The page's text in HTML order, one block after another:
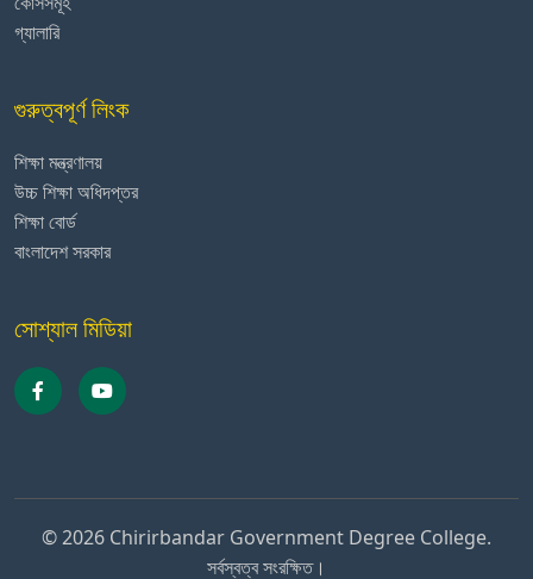
গ্যালারি
গুরুত্বপূর্ণ লিংক
শিক্ষা মন্ত্রণালয়
উচ্চ শিক্ষা অধিদপ্তর
শিক্ষা বোর্ড
বাংলাদেশ সরকার
সোশ্যাল মিডিয়া
© 2026 Chirirbandar Government Degree College.
সর্বস্বত্ব সংরক্ষিত।